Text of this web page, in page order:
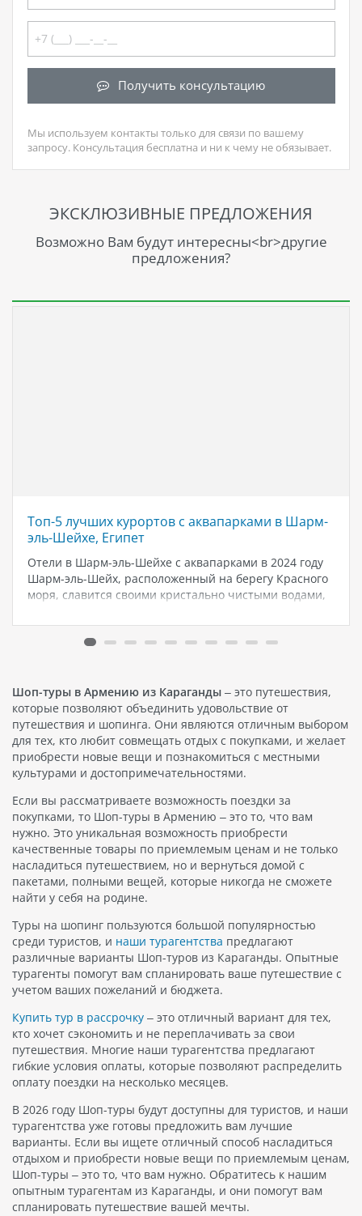
Получить консультацию
Мы используем контакты только для связи по вашему
запросу. Консультация бесплатна и ни к чему не обязывает.
ЭКСКЛЮЗИВНЫЕ ПРЕДЛОЖЕНИЯ
Возможно Вам будут интересны<br>другие
предложения?
Топ-5 лучших курортов с аквапарками в Шарм-
эль-Шейхе, Египет
Отели в Шарм-эль-Шейхе с аквапарками в 2024 году
Шарм-эль-Шейх, расположенный на берегу Красного
моря, славится своими кристально чистыми водами,
Для тех, кто ищет идеальное место для отдыха
семьей, сочетающее в себе комфорт и развлечения,
Шоп-туры в Армению из Караганды – это путешествия,
которые позволяют объединить удовольствие от
путешествия и шопинга. Они являются отличным выбором
для тех, кто любит совмещать отдых с покупками, и желает
приобрести новые вещи и познакомиться с местными
культурами и достопримечательностями.
Если вы рассматриваете возможность поездки за
покупками, то Шоп-туры в Армению – это то, что вам
нужно. Это уникальная возможность приобрести
качественные товары по приемлемым ценам и не только
насладиться путешествием, но и вернуться домой с
пакетами, полными вещей, которые никогда не сможете
найти у себя на родине.
Туры на шопинг пользуются большой популярностью
среди туристов, и наши турагентства предлагают
различные варианты Шоп-туров из Караганды. Опытные
турагенты помогут вам спланировать ваше путешествие с
учетом ваших пожеланий и бюджета.
Купить тур в рассрочку – это отличный вариант для тех,
кто хочет сэкономить и не переплачивать за свои
путешествия. Многие наши турагентства предлагают
гибкие условия оплаты, которые позволяют распределить
оплату поездки на несколько месяцев.
В 2026 году Шоп-туры будут доступны для туристов, и наши
турагентства уже готовы предложить вам лучшие
варианты. Если вы ищете отличный способ насладиться
отдыхом и приобрести новые вещи по приемлемым ценам,
Шоп-туры – это то, что вам нужно. Обратитесь к нашим
опытным турагентам из Караганды, и они помогут вам
спланировать путешествие вашей мечты.